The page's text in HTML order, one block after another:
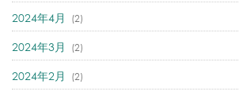
2024年4月 (2)
2024年3月 (2)
2024年2月 (2)